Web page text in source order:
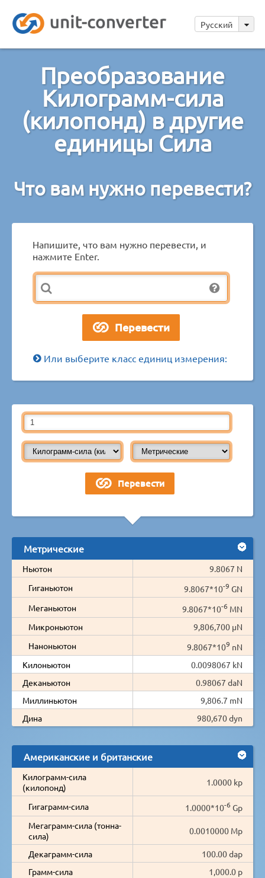
Русский
Преобразование
Килограмм-сила
(килопонд) в другие
единицы Сила
Что вам нужно перевести?
Напишите, что вам нужно перевести, и
нажмите Enter.
Или выберите класс единиц измерения:
Метрические
Ньютон
9.8067 N
Гиганьютон
9.8067*10-9 GN
Меганьютон
9.8067*10-6 MN
Микроньютон
9,806,700 µN
Наноньютон
9.8067*109 nN
Килоньютон
0.0098067 kN
Деканьютон
0.98067 daN
Миллиньютон
9,806.7 mN
Дина
980,670 dyn
Американские и британские
Килограмм-сила
(килопонд)
1.0000 kp
Гигаграмм-сила 1.0000*10-6 Gp
Мегаграмм-сила (тонна-
сила)
0.0010000 Mp
Декаграмм-сила
100.00 dap
Грамм-сила
1,000.0 p